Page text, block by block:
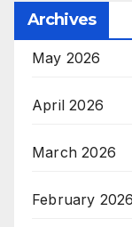
Archives
May 2026
April 2026
March 2026
February 2026